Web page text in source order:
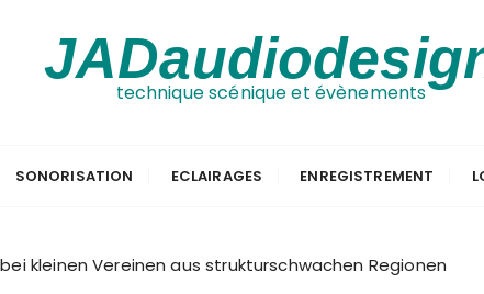
technique scénique et évènements
SONORISATION ECLAIRAGES ENREGISTREMENT
kleinen Vereinen aus strukturschwachen Regionen